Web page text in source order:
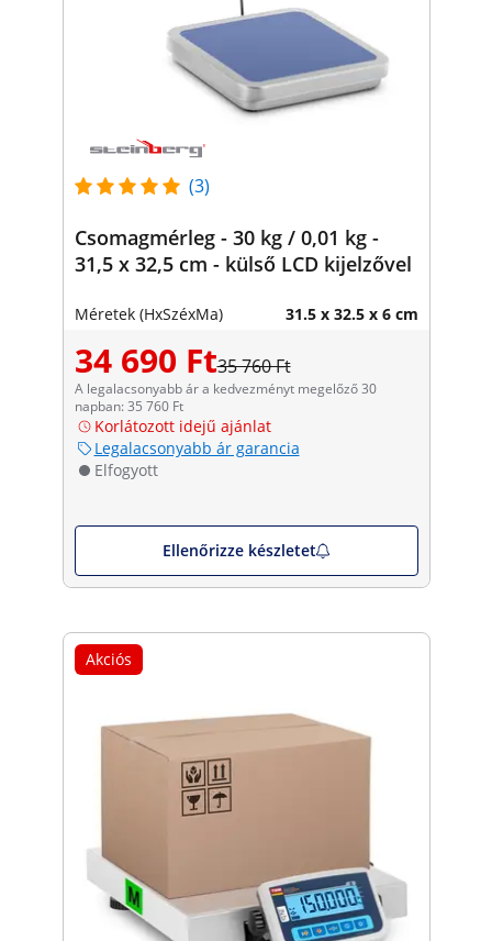
(3)
Csomagmérleg - 30 kg / 0,01 kg -
31,5 x 32,5 cm - külső LCD kijelzővel
Méretek (HxSzéxMa) 31.5 x 32.5 x 6 cm
34 690 Ft35 760 Ft
A legalacsonyabb ár a kedvezményt megelőző 30
napban: 35 760 Ft
Korlátozott idejű ajánlat
Legalacsonyabb ár garancia
Elfogyott
Ellenőrizze készletet
Akciós